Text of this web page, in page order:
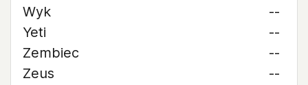
Wyk
--
Yeti
--
Zembiec
--
Zeus
--